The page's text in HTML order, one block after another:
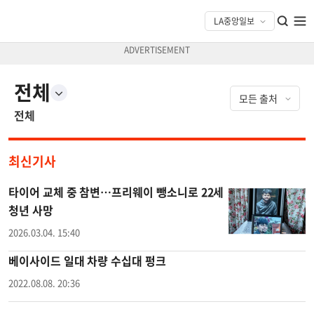
전체
전체
최신기사
타이어 교체 중 참변…프리웨이 뺑소니로 22세
청년 사망
2026.03.04. 15:40
베이사이드 일대 차량 수십대 펑크
2022.08.08. 20:36